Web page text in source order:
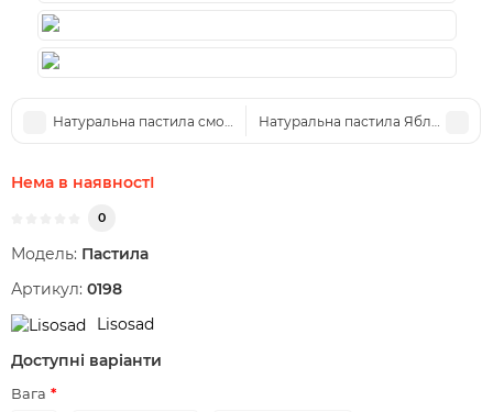
Натуральна пастила cмородинова з медомНатуральна пастила Яблуко -
Нема в наявностІ
0
Модель: Пастила
Артикул: 0198
Lisosad
Доступні варіанти
Вага